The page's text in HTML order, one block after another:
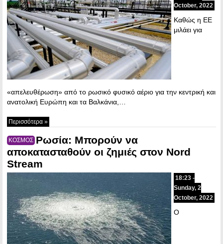
October, 2022
Καθώς η ΕΕ
μιλάει για
«απελευθέρωση» από το ρωσικό φυσικό αέριο για την κεντρική και
ανατολική Ευρώπη και τα Βαλκάνια,…
Περισσότερα »
ΚΟΣΜΟΣ Ρωσία: Μπορούν να
αποκατασταθούν οι ζημιές στον Nord
Stream
18:23 -
Sunday, 2
October, 2022
Ο